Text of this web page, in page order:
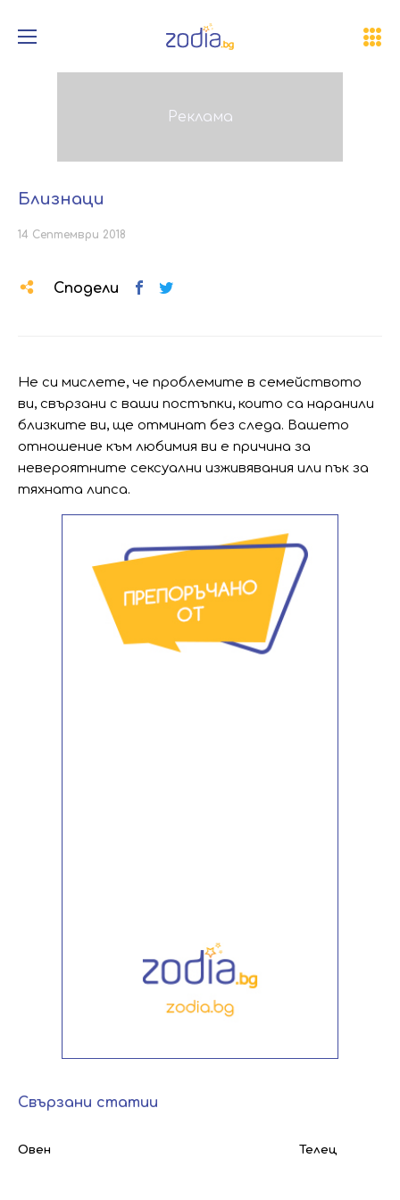
Близнаци
14 Септември 2018
Сподели
Не си мислете, че проблемите в семейството
ви, свързани с ваши постъпки, които са наранили
близките ви, ще отминат без следа. Вашето
отношение към любимия ви е причина за
невероятните сексуални изживявания или пък за
тяхната липса.
Свързани статии
Овен Телец